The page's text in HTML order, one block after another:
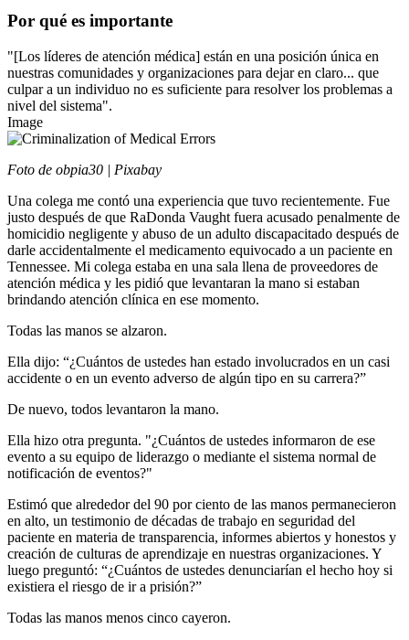
Por qué es importante
"[Los líderes de atención médica] están en una posición única en
nuestras comunidades y organizaciones para dejar en claro... que
culpar a un individuo no es suficiente para resolver los problemas a
nivel del sistema".
Image
Foto de obpia30 | Pixabay
Una colega me contó una experiencia que tuvo recientemente. Fue
justo después de que RaDonda Vaught fuera acusado penalmente de
homicidio negligente y abuso de un adulto discapacitado después de
darle accidentalmente el medicamento equivocado a un paciente en
Tennessee. Mi colega estaba en una sala llena de proveedores de
atención médica y les pidió que levantaran la mano si estaban
brindando atención clínica en ese momento.
Todas las manos se alzaron.
Ella dijo: “¿Cuántos de ustedes han estado involucrados en un casi
accidente o en un evento adverso de algún tipo en su carrera?”
De nuevo, todos levantaron la mano.
Ella hizo otra pregunta. "¿Cuántos de ustedes informaron de ese
evento a su equipo de liderazgo o mediante el sistema normal de
notificación de eventos?"
Estimó que alrededor del 90 por ciento de las manos permanecieron
en alto, un testimonio de décadas de trabajo en seguridad del
paciente en materia de transparencia, informes abiertos y honestos y
creación de culturas de aprendizaje en nuestras organizaciones. Y
luego preguntó: “¿Cuántos de ustedes denunciarían el hecho hoy si
existiera el riesgo de ir a prisión?”
Todas las manos menos cinco cayeron.